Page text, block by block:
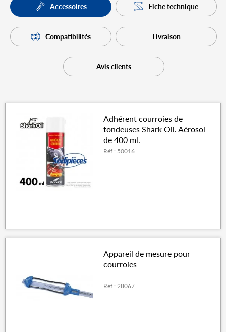
Accessoires Fiche technique
Compatibilités Livraison
Avis clients
Adhérent courroies de
tondeuses Shark Oil. Aérosol
de 400 ml.
Réf : 50016
Appareil de mesure pour
courroies
Réf : 28067